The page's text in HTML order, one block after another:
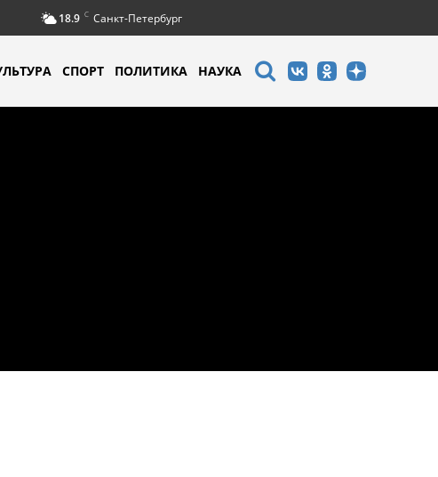
18.9 C Санкт-Петербург
СПОРТ ПОЛИТИКА НАУКА